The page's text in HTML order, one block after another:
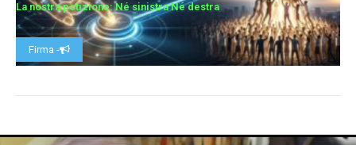
La nostra petizione: Né sinistra Né destra
Firma -